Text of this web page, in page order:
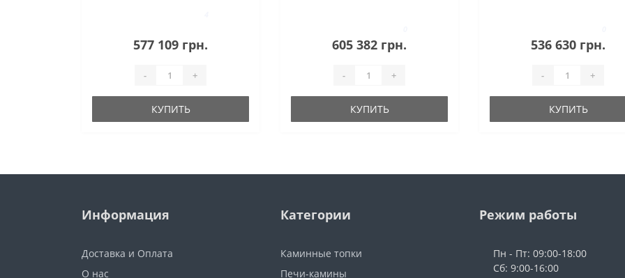
577 109 грн.
- +
КУПИТЬ
605 382 грн.
- +
КУПИТЬ
536 630 грн.
- +
КУПИТЬ
Информация
Доставка и Оплата
О нас
Категории
Каминные топки
Печи-камины
Режим работы
Пн - Пт: 09:00-18:00
Сб: 9:00-16:00